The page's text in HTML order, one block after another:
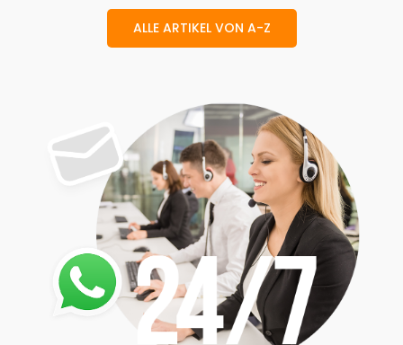
ALLE ARTIKEL VON A-Z